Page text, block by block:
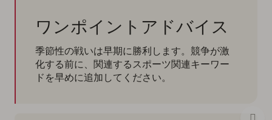
ワンポイントアドバイス
季節性の戦いは早期に勝利します。競争が激
化する前に、関連するスポーツ関連キーワー
ドを早めに追加してください。